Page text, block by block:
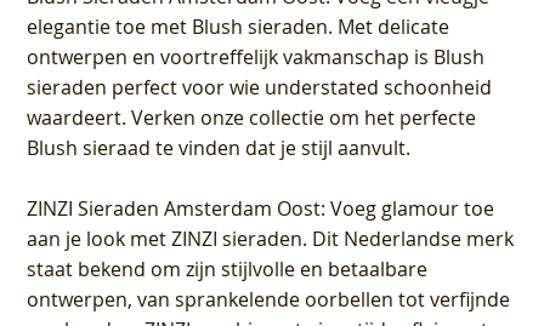
elegantie toe met Blush sieraden. Met delicate
ontwerpen en voortreffelijk vakmanschap is Blush
sieraden perfect voor wie understated schoonheid
waardeert. Verken onze collectie om het perfecte
Blush sieraad te vinden dat je stijl aanvult.
ZINZI Sieraden Amsterdam Oost: Voeg glamour toe
aan je look met ZINZI sieraden. Dit Nederlandse merk
staat bekend om zijn stijlvolle en betaalbare
ontwerpen, van sprankelende oorbellen tot verfijnde